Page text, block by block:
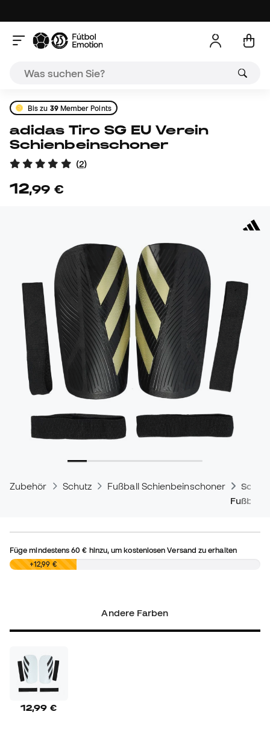
Bis zu 39Member Points
adidas Tiro SG EU Verein
Schienbeinschoner
(2)
12,99 €
Zubehör Schutz Fußball Schienbeinschoner
Füge mindestens60 € hinzu, um kostenlosen Versand zu erhalten
0,00 €+12,99 €
Andere Farben
12,99 €